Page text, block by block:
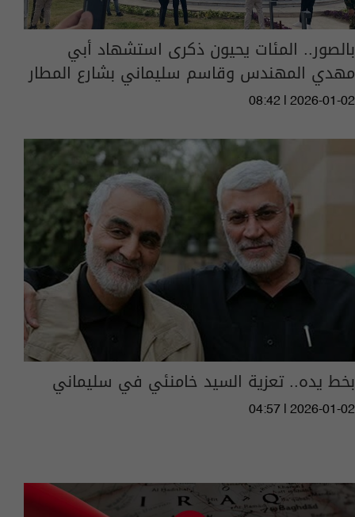
بالصور.. المئات يحيون ذكرى استشهاد أبي
مهدي المهندس وقاسم سليماني بشارع المطار
08:42 | 2026-01-02
بخط يده.. تعزية السيد خامنئي في سليماني
04:57 | 2026-01-02